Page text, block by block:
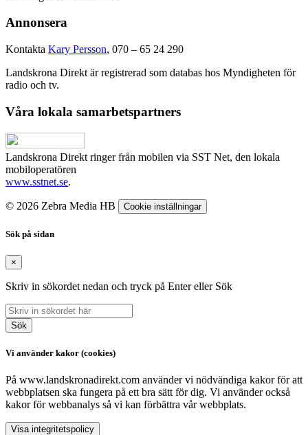
Annonsera
Kontakta Kary Persson, 070 – 65 24 290
Landskrona Direkt är registrerad som databas hos Myndigheten för
radio och tv.
Våra lokala samarbetspartners
Landskrona Direkt ringer från mobilen via SST Net, den lokala
mobiloperatören
www.sstnet.se.
© 2026 Zebra Media HB Cookie inställningar
Sök på sidan
×
Skriv in sökordet nedan och tryck på Enter eller Sök
Sök
Vi använder kakor (cookies)
På www.landskronadirekt.com använder vi nödvändiga kakor för att
webbplatsen ska fungera på ett bra sätt för dig. Vi använder också
kakor för webbanalys så vi kan förbättra vår webbplats.
Visa integritetspolicy